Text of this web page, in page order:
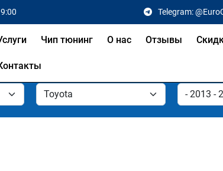
Telegram:
Чип тюнинг О нас Отзывы